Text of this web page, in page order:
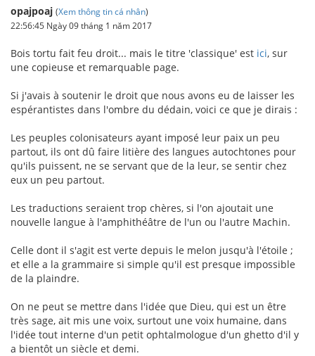
opajpoaj (Xem thông tin cá nhân)
22:56:45 Ngày 09 tháng 1 năm 2017
Bois tortu fait feu droit... mais le titre 'classique' est ici, sur
une copieuse et remarquable page.
Si j'avais à soutenir le droit que nous avons eu de laisser les
espérantistes dans l'ombre du dédain, voici ce que je dirais :
Les peuples colonisateurs ayant imposé leur paix un peu
partout, ils ont dû faire litière des langues autochtones pour
qu'ils puissent, ne se servant que de la leur, se sentir chez
eux un peu partout.
Les traductions seraient trop chères, si l'on ajoutait une
nouvelle langue à l'amphithéâtre de l'un ou l'autre Machin.
Celle dont il s'agit est verte depuis le melon jusqu'à l'étoile ;
et elle a la grammaire si simple qu'il est presque impossible
de la plaindre.
On ne peut se mettre dans l'idée que Dieu, qui est un être
très sage, ait mis une voix, surtout une voix humaine, dans
l'idée tout interne d'un petit ophtalmologue d'un ghetto d'il y
a bientôt un siècle et demi.